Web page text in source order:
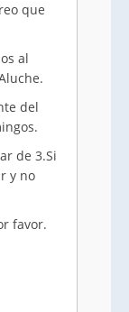
que
al
del
de 3.Si
y no
favor.